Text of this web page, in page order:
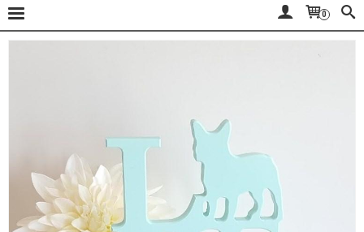
0